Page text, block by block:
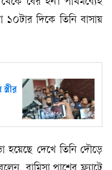
দিকে তিনি বাসায়
দেখে তিনি দৌড়ে